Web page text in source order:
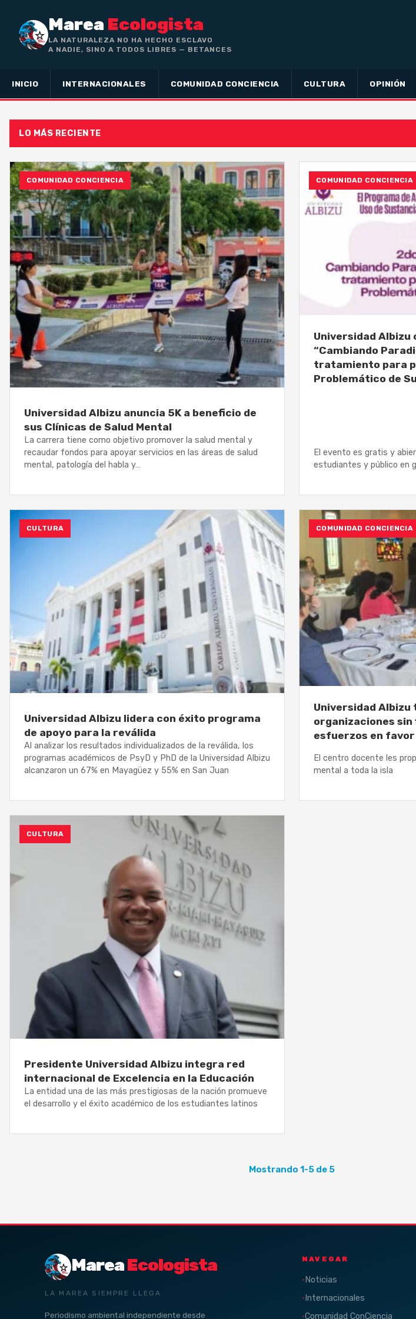
Marea Ecologista
LA NATURALEZA NO HA HECHO ESCLAVO
A NADIE, SINO A TODOS LIBRES — BETANCES
INICIO INTERNACIONALES COMUNIDAD CONCIENCIA CULTURA OPINIÓN
LO MÁS RECIENTE
COMUNIDAD CONCIENCIA
Universidad Albizu anuncia 5K a beneficio de
sus Clínicas de Salud Mental
La carrera tiene como objetivo promover la salud mental y
recaudar fondos para apoyar servicios en las áreas de salud
mental, patología del habla y…
COMUNIDAD CONCIENCIA
Universidad Albizu
“Cambiando
tratamiento para
Problemático de
El evento es gratis y
estudiantes y público en
CULTURA
Universidad Albizu lidera con éxito programa
de apoyo para la reválida
Al analizar los resultados individualizados de la reválida, los
programas académicos de PsyD y PhD de la Universidad Albizu
alcanzaron un 67% en Mayagüez y 55% en San Juan
COMUNIDAD CONCIENCIA
Universidad
organizaciones
esfuerzos en
El centro docente les
mental a toda la isla
CULTURA
Presidente Universidad Albizu integra red
internacional de Excelencia en la Educación
La entidad una de las más prestigiosas de la nación promueve
el desarrollo y el éxito académico de los estudiantes latinos
Mostrando 1-5 de 5
MareaEcologista
LA MAREA SIEMPRE LLEGA
Periodismo ambiental independiente desde
NAVEGAR
Noticias
Internacionales
Comunidad ConCiencia